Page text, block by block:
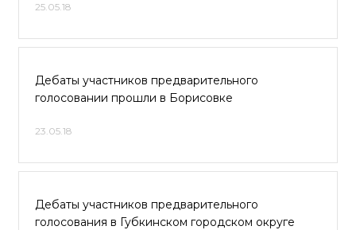
25.05.18
Дебаты участников предварительного
голосовании прошли в Борисовке
23.05.18
Дебаты участников предварительного
голосования в Губкинском городском округе